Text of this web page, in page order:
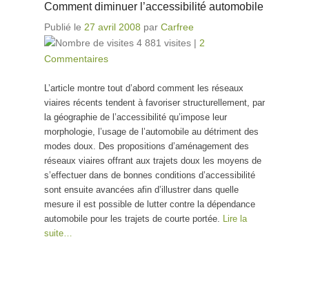
Comment diminuer l’accessibilité automobile
Publié le 27 avril 2008 par Carfree
4 881 visites | 2
Commentaires
L’article montre tout d’abord comment les réseaux
viaires récents tendent à favoriser structurellement, par
la géographie de l’accessibilité qu’impose leur
morphologie, l’usage de l’automobile au détriment des
modes doux. Des propositions d’aménagement des
réseaux viaires offrant aux trajets doux les moyens de
s’effectuer dans de bonnes conditions d’accessibilité
sont ensuite avancées afin d’illustrer dans quelle
mesure il est possible de lutter contre la dépendance
automobile pour les trajets de courte portée. Lire la
suite…